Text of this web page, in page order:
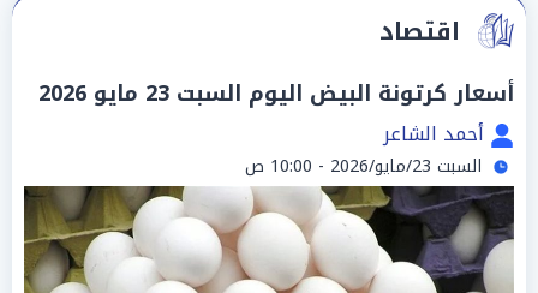
اقتصاد
أسعار كرتونة البيض اليوم السبت 23 مايو 2026
أحمد الشاعر
السبت 23/مايو/2026 - 10:00 ص